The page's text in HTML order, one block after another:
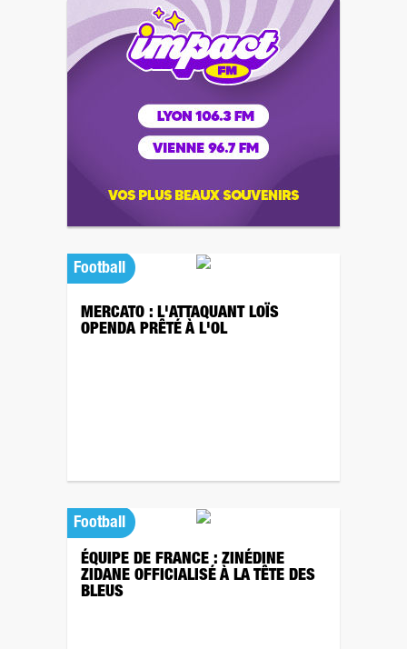
Football
MERCATO : L'ATTAQUANT LOÏS
OPENDA PRÊTÉ À L'OL
Football
ÉQUIPE DE FRANCE : ZINÉDINE
ZIDANE OFFICIALISÉ À LA TÊTE DES
BLEUS